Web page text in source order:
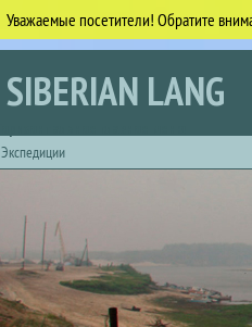
Уважаемые посетители! Обратите
SIBERIAN LANG
Экспедиции